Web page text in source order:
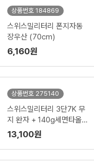
상품번호 184869
스위스밀리터리 폰지자동
장우산 (70cm)
6,160원
상품번호 275140
스위스밀리터리 3단7K 무
지 완자 + 140g세면타올
세트
13,100원